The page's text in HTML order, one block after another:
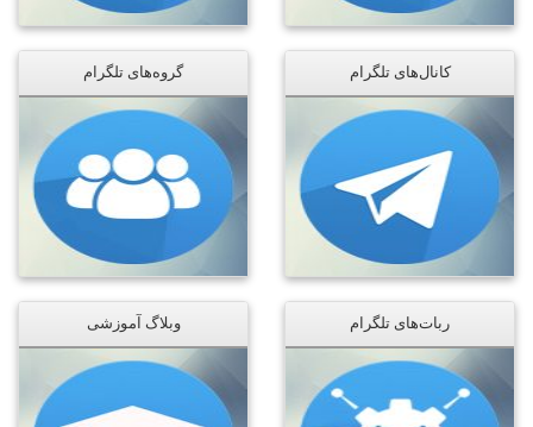
کانال‌های تلگرام گروه‌های تلگرام
ربات‌های تلگرام وبلاگ آموزشی